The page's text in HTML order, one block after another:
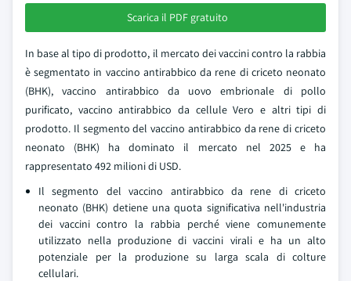
Scarica il PDF gratuito
In base al tipo di prodotto, il mercato dei vaccini contro la rabbia
è segmentato in vaccino antirabbico da rene di criceto neonato
(BHK), vaccino antirabbico da uovo embrionale di pollo
purificato, vaccino antirabbico da cellule Vero e altri tipi di
prodotto. Il segmento del vaccino antirabbico da rene di criceto
neonato (BHK) ha dominato il mercato nel 2025 e ha
rappresentato 492 milioni di USD.
Il segmento del vaccino antirabbico da rene di criceto
neonato (BHK) detiene una quota significativa nell'industria
dei vaccini contro la rabbia perché viene comunemente
utilizzato nella produzione di vaccini virali e ha un alto
potenziale per la produzione su larga scala di colture
cellulari.